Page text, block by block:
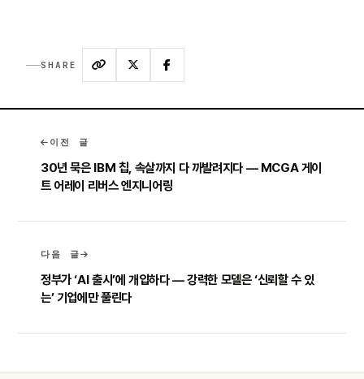
SHARE
이전 글
30년 묵은 IBM 칩, 속살까지 다 까발려지다 — MCGA 게이
트 어레이 리버스 엔지니어링
다음 글
정부가 ‘AI 출시’에 개입하다 — 강력한 모델은 ‘신뢰할 수 있
는’ 기업에만 풀린다